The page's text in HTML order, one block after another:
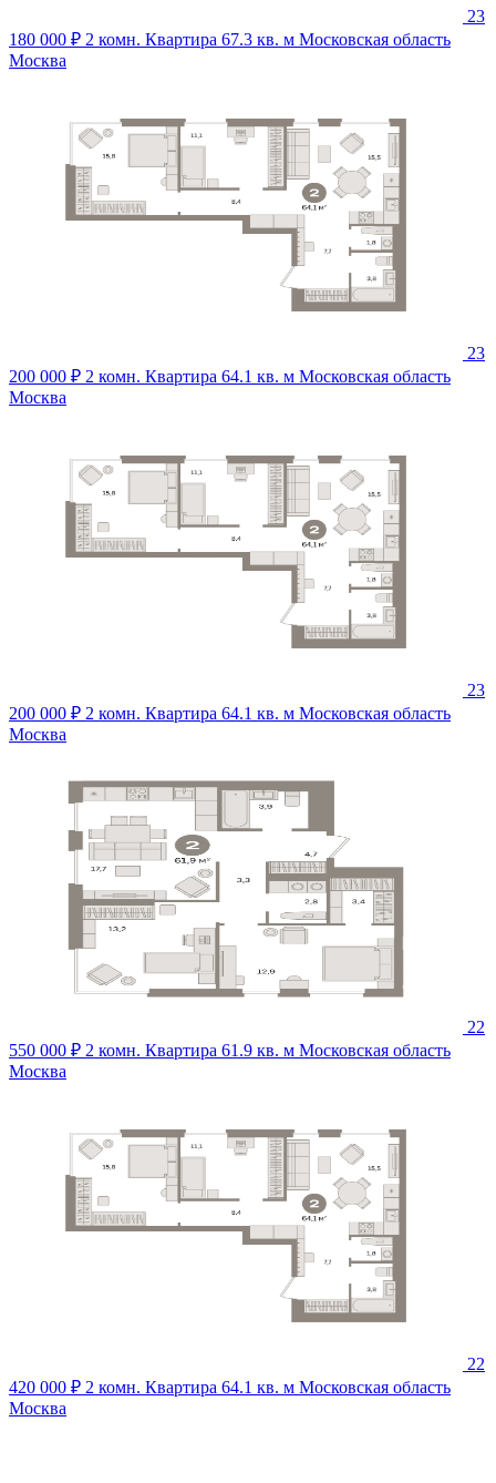
23
180 000 ₽ 2 комн. Квартира 67.3 кв. м Московская область
Москва
23
200 000 ₽ 2 комн. Квартира 64.1 кв. м Московская область
Москва
23
200 000 ₽ 2 комн. Квартира 64.1 кв. м Московская область
Москва
22
550 000 ₽ 2 комн. Квартира 61.9 кв. м Московская область
Москва
22
420 000 ₽ 2 комн. Квартира 64.1 кв. м Московская область
Москва